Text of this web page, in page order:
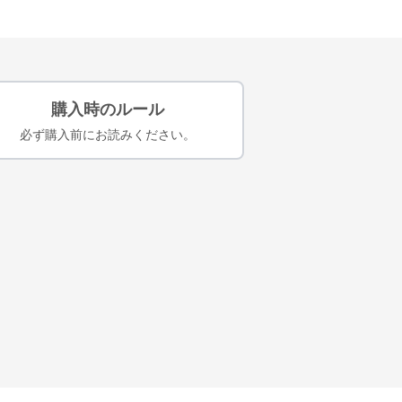
購入時のルール
必ず購入前にお読みください。